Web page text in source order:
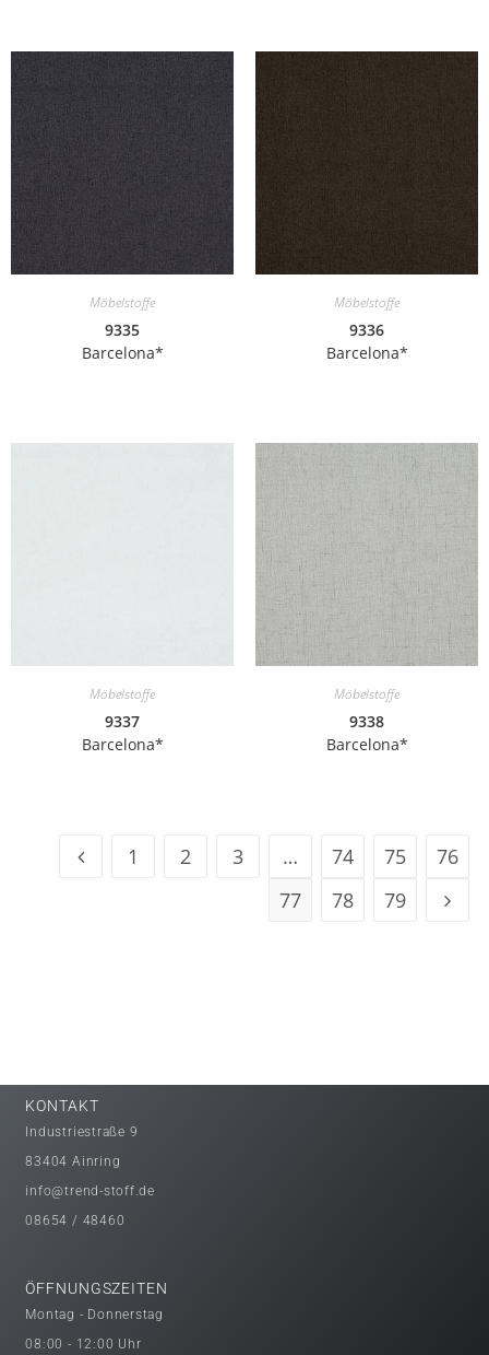
Möbelstoffe
9335
Barcelona*
Möbelstoffe
9336
Barcelona*
Möbelstoffe
9337
Barcelona*
Möbelstoffe
9338
Barcelona*
1 2 3 … 74 75
76
77
78 79
KONTAKT
Industriestraße 9
83404 Ainring
info@trend-stoff.de
08654 / 48460
ÖFFNUNGSZEITEN
Montag - Donnerstag
08:00 - 12:00 Uhr